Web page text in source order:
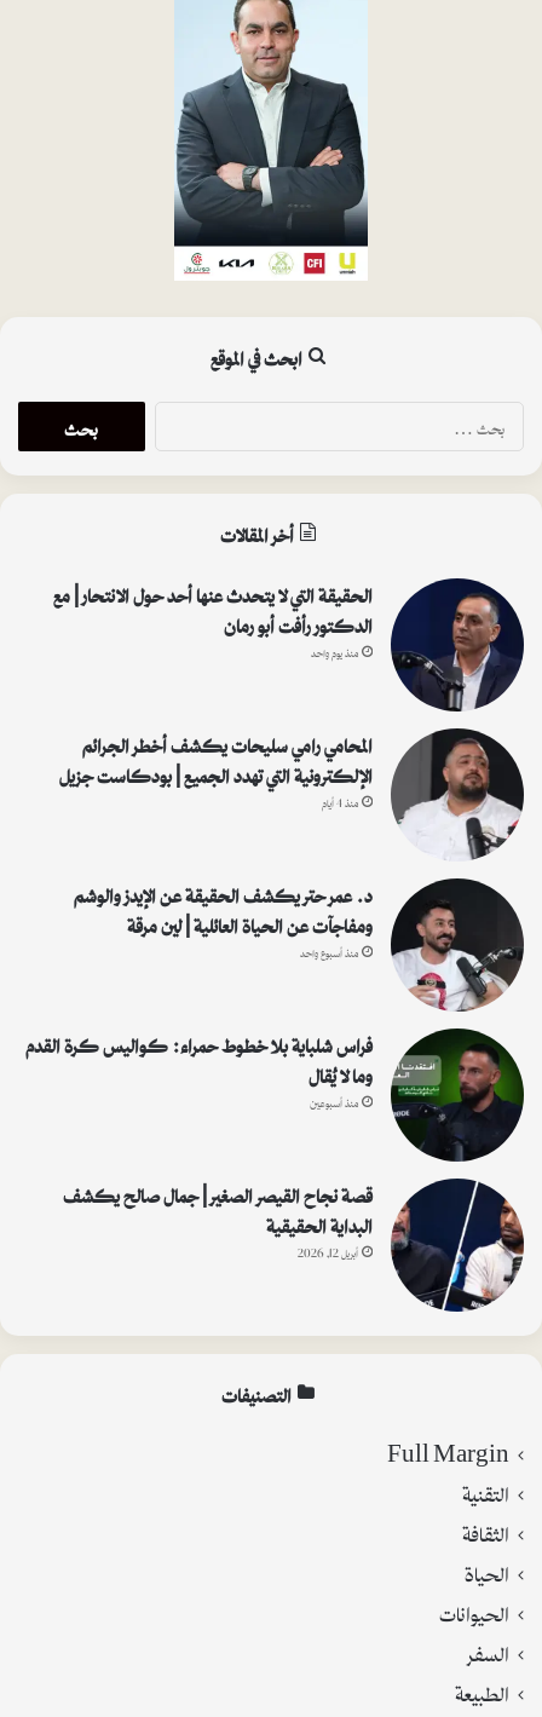
ابحث في الموقع
ب
ح
:
أخر المقالات
الحقيقة التي لا يتحدث عنها أحد حول الانتحار | مع
الدكتور رأفت أبو رمان
منذ يوم واحد
المحامي رامي سليحات يكشف أخطر الجرائم
الإلكترونية التي تهدد الجميع | بودكاست جزيل
منذ 4 أيام
د. عمر حتر يكشف الحقيقة عن الإيدز والوشم
ومفاجآت عن الحياة العائلية | لين مرقة
منذ أسبوع واحد
فراس شلباية بلا خطوط حمراء: كواليس كرة القدم
وما لا يُقال
منذ أسبوعين
قصة نجاح القيصر الصغير | جمال صالح يكشف
البداية الحقيقية
أبريل 12, 2026
التصنيفات
Full Margin
التقنية
الثقافة
الحياة
الحيوانات
السفر
الطبيعة